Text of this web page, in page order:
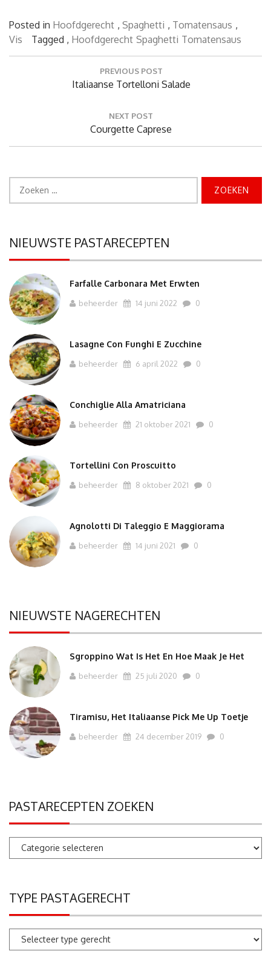
Posted in Hoofdgerecht , Spaghetti , Tomatensaus ,
Vis
Tagged , Hoofdgerecht Spaghetti Tomatensaus
PREVIOUS POST
Previous
Italiaanse Tortelloni Salade
NEXT POST
Next
Courgette Caprese
NIEUWSTE PASTARECEPTEN
Farfalle Carbonara Met Erwten
beheerder 14 juni 2022 0
Lasagne Con Funghi E Zucchine
beheerder 6 april 2022 0
Conchiglie Alla Amatriciana
beheerder 21 oktober 2021 0
Tortellini Con Proscuitto
beheerder 8 oktober 2021 0
Agnolotti Di Taleggio E Maggiorama
beheerder 14 juni 2021 0
NIEUWSTE NAGERECHTEN
Sgroppino Wat Is Het En Hoe Maak Je Het
beheerder 25 juli 2020 0
Tiramisu, Het Italiaanse Pick Me Up Toetje
beheerder 24 december 2019 0
PASTARECEPTEN ZOEKEN
Pastarecepten
zoeken
TYPE PASTAGERECHT